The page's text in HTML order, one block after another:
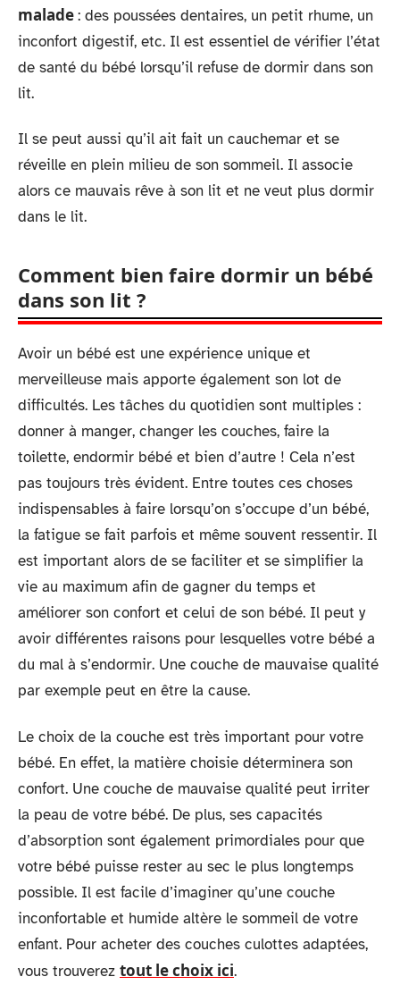
malade: des poussées dentaires, un petit rhume, un
inconfort digestif, etc. Il est essentiel de vérifier l’état
de santé du bébé lorsqu’il refuse de dormir dans son
lit.
Il se peut aussi qu’il ait fait un cauchemar et se
réveille en plein milieu de son sommeil. Il associe
alors ce mauvais rêve à son lit et ne veut plus dormir
dans le lit.
Comment bien faire dormir un bébé
dans son lit ?
Avoir un bébé est une expérience unique et
merveilleuse mais apporte également son lot de
difficultés. Les tâches du quotidien sont multiples :
donner à manger, changer les couches, faire la
toilette, endormir bébé et bien d’autre ! Cela n’est
pas toujours très évident. Entre toutes ces choses
indispensables à faire lorsqu’on s’occupe d’un bébé,
la fatigue se fait parfois et même souvent ressentir. Il
est important alors de se faciliter et se simplifier la
vie au maximum afin de gagner du temps et
améliorer son confort et celui de son bébé. Il peut y
avoir différentes raisons pour lesquelles votre bébé a
du mal à s’endormir. Une couche de mauvaise qualité
par exemple peut en être la cause.
Le choix de la couche est très important pour votre
bébé. En effet, la matière choisie déterminera son
confort. Une couche de mauvaise qualité peut irriter
la peau de votre bébé. De plus, ses capacités
d’absorption sont également primordiales pour que
votre bébé puisse rester au sec le plus longtemps
possible. Il est facile d’imaginer qu’une couche
inconfortable et humide altère le sommeil de votre
enfant. Pour acheter des couches culottes adaptées,
vous trouverez tout le choix ici.